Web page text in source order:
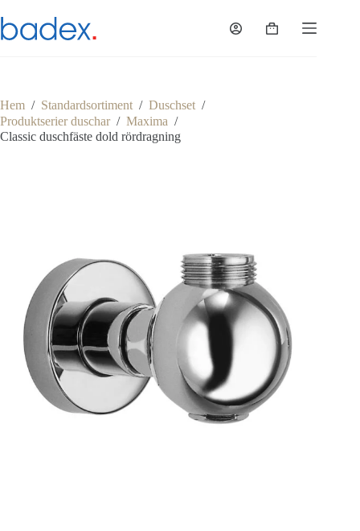
till
innehåll
Varukorg
Hem / Standardsortiment / Duschset /
Produktserier duschar / Maxima /
Classic duschfäste dold rördragning